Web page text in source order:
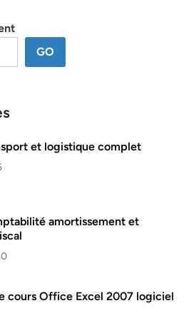
GO
et logistique complet
amortissement et
cours Office Excel 2007 logiciel